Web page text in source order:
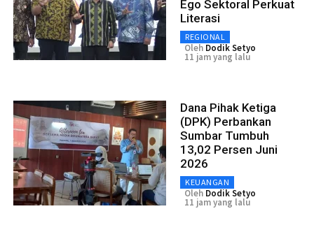
Ego Sektoral Perkuat
Literasi
REGIONAL
Oleh Dodik Setyo
11 jam yang lalu
Dana Pihak Ketiga
(DPK) Perbankan
Sumbar Tumbuh
13,02 Persen Juni
2026
KEUANGAN
Oleh Dodik Setyo
11 jam yang lalu